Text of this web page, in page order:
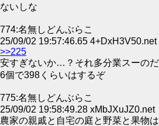
ないしな
774:名無しどんぶらこ
25/09/02 19:57:46.65 4+DxH3V50.net
>>225
安すぎないか…？それ多分業スーの
6個で398くらいはするぞ
775:名無しどんぶらこ
25/09/02 19:58:49.28 xMbJXuJZ0.net
農家の親戚と自宅の庭と野菜と果物